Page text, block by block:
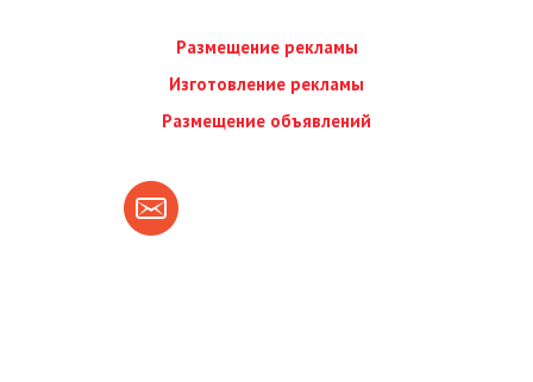
Размещение рекламы
Изготовление рекламы
Размещение объявлений